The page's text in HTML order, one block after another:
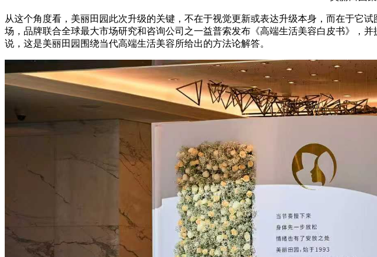
从这个角度看，美丽田园此次升级的关键，不在于视觉更新或表达升级本身，而在于它
场，品牌联合全球最大市场研究和咨询公司之一益普索发布《高端生活美容白皮书》，
说，这是美丽田园围绕当代高端生活美容所给出的方法论解答。